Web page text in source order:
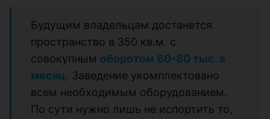
Будущим владельцам достанется
пространство в 350 кв.м. с
совокупным оборотом 60-80 тыс. в
месяц. Заведение укомплектовано
всем необходимым оборудованием.
По сути нужно лишь не испортить то,